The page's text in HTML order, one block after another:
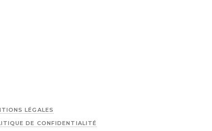
LÉGALES
DE CONFIDENTIALITÉ